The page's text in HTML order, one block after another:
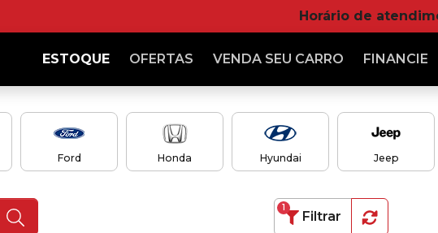
Horário de
ESTOQUE OFERTAS VENDA SEU CARRO FINANCIE
Ford Honda Hyundai Jeep
Filtrar
1